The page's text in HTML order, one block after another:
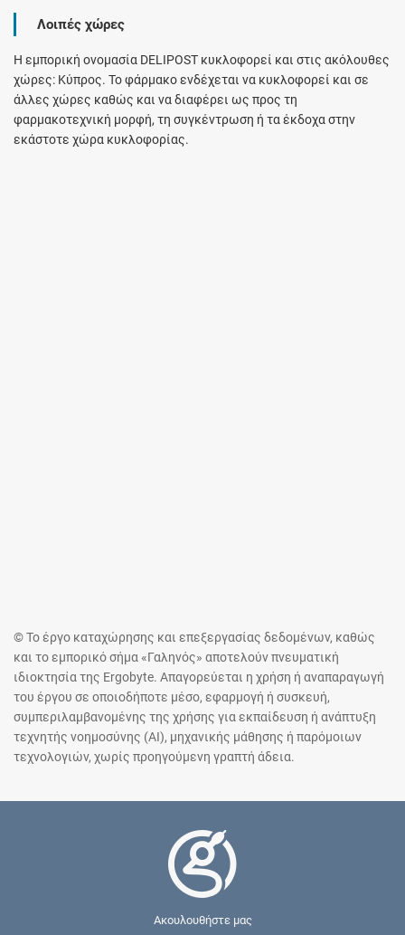
Λοιπές χώρες
Η εμπορική ονομασία DELIPOST κυκλοφορεί και στις ακόλουθες
χώρες: Κύπρος. Το φάρμακο ενδέχεται να κυκλοφορεί και σε
άλλες χώρες καθώς και να διαφέρει ως προς τη
φαρμακοτεχνική μορφή, τη συγκέντρωση ή τα έκδοχα στην
εκάστοτε χώρα κυκλοφορίας.
© Το έργο καταχώρησης και επεξεργασίας δεδομένων, καθώς
και το εμπορικό σήμα «Γαληνός» αποτελούν πνευματική
ιδιοκτησία της Ergobyte. Απαγορεύεται η χρήση ή αναπαραγωγή
του έργου σε οποιοδήποτε μέσο, εφαρμογή ή συσκευή,
συμπεριλαμβανομένης της χρήσης για εκπαίδευση ή ανάπτυξη
τεχνητής νοημοσύνης (AI), μηχανικής μάθησης ή παρόμοιων
τεχνολογιών, χωρίς προηγούμενη γραπτή άδεια.
Ακουλουθήστε μας